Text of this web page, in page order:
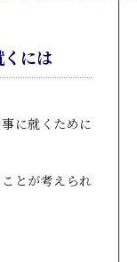
には
に就くために
とが考えられ